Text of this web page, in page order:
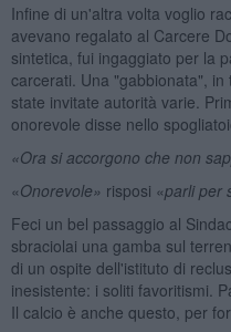
Infine di un'altra volta voglio
avevano regalato al Carcere
sintetica, fui ingaggiato per la
carcerati. Una "gabbionata",
state invitate autorità varie.
onorevole disse nello
«Ora si accorgono che non
«Onorevole» risposi «parli per
Feci un bel passaggio al
sbraciolai una gamba sul
di un ospite dell'istituto di
inesistente: i soliti favoritismi.
Il calcio è anche questo, per